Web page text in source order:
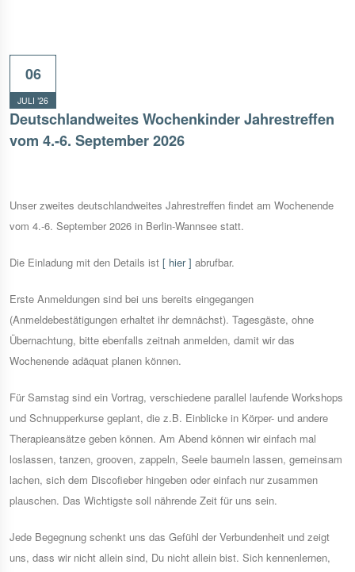
06
JULI ’26
Deutschlandweites Wochenkinder Jahrestreffen
vom 4.-6. September 2026
Unser zweites deutschlandweites Jahrestreffen findet am Wochenende
vom 4.-6. September 2026 in Berlin-Wannsee statt.
Die Einladung mit den Details ist [ hier ] abrufbar.
Erste Anmeldungen sind bei uns bereits eingegangen
(Anmeldebestätigungen erhaltet ihr demnächst). Tagesgäste, ohne
Übernachtung, bitte ebenfalls zeitnah anmelden, damit wir das
Wochenende adäquat planen können.
Für Samstag sind ein Vortrag, verschiedene parallel laufende Workshops
und Schnupperkurse geplant, die z.B. Einblicke in Körper- und andere
Therapieansätze geben können. Am Abend können wir einfach mal
loslassen, tanzen, grooven, zappeln, Seele baumeln lassen, gemeinsam
lachen, sich dem Discofieber hingeben oder einfach nur zusammen
plauschen. Das Wichtigste soll nährende Zeit für uns sein.
Jede Begegnung schenkt uns das Gefühl der Verbundenheit und zeigt
uns, dass wir nicht allein sind, Du nicht allein bist. Sich kennenlernen,